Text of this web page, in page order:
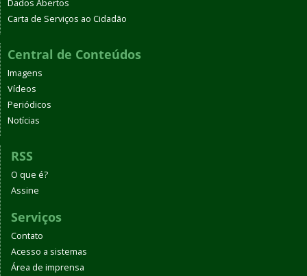
Dados Abertos
Carta de Serviços ao Cidadão
Central de Conteúdos
Imagens
Vídeos
Periódicos
Notícias
RSS
O que é?
Assine
Serviços
Contato
Acesso a sistemas
Área de imprensa